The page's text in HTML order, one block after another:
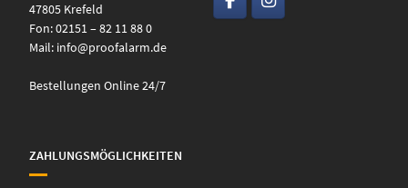
47805 Krefeld
Fon: 02151 – 82 11 88 0
Mail: info@proofalarm.de
Bestellungen Online 24/7
ZAHLUNGSMÖGLICHKEITEN